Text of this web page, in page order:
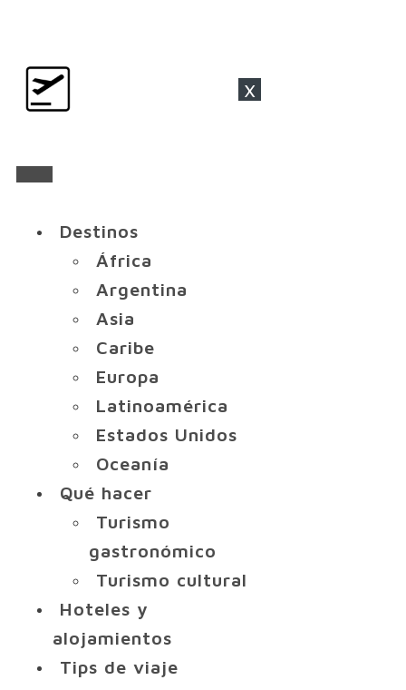
x
Destinos
África
Argentina
Asia
Caribe
Europa
Latinoamérica
Estados Unidos
Oceanía
Qué hacer
Turismo
gastronómico
Turismo cultural
Hoteles y
alojamientos
Tips de viaje